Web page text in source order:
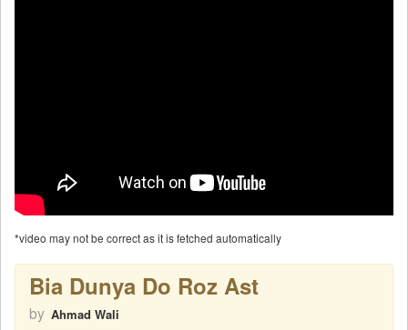
*video may not be correct as it is fetched automatically
Bia Dunya Do Roz Ast
by Ahmad Wali